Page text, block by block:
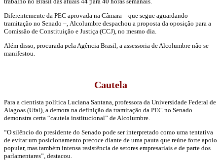
Diferentemente da PEC aprovada na Câmara – que segue aguardando
tramitação no Senado –, Alcolumbre despachou a proposta da oposição para a
Comissão de Constituição e Justiça (CCJ), no mesmo dia.
Além disso, procurada pela Agência Brasil, a assessoria de Alcolumbre não se
manifestou.
Cautela
Para a cientista política Luciana Santana, professora da Universidade Federal de
Alagoas (Ufal), a demora na definição da tramitação da PEC no Senado
demonstra certa “cautela institucional” de Alcolumbre.
“O silêncio do presidente do Senado pode ser interpretado como uma tentativa
de evitar um posicionamento precoce diante de uma pauta que reúne forte apoio
popular, mas também intensa resistência de setores empresariais e de parte dos
parlamentares”, destacou.